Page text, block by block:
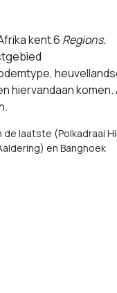
kent 6 Regions.
hiervandaan komen.
laatste (Polkadraai
en Banghoek